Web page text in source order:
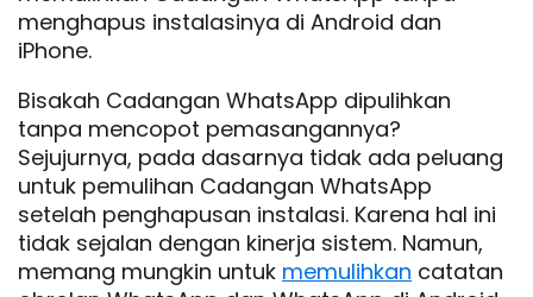
menghapus instalasinya di Android dan
iPhone.
Bisakah Cadangan WhatsApp dipulihkan
tanpa mencopot pemasangannya?
Sejujurnya, pada dasarnya tidak ada peluang
untuk pemulihan Cadangan WhatsApp
setelah penghapusan instalasi. Karena hal ini
tidak sejalan dengan kinerja sistem. Namun,
memang mungkin untuk memulihkan catatan